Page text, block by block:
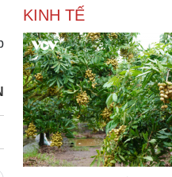
KINH TẾ